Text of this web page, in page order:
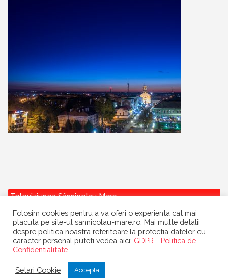
Televiziunea Sânnicolau Mare
Primaria Sannicolau Mare
gazduit de
Folosim cookies pentru a va oferi o experienta cat mai
placuta pe site-ul sannicolau-mare.ro. Mai multe detalii
despre politica noastra referitoare la protectia datelor cu
caracter personal puteti vedea aici: GDPR - Politica de
Confidentialitate
Setari Cookie Accepta